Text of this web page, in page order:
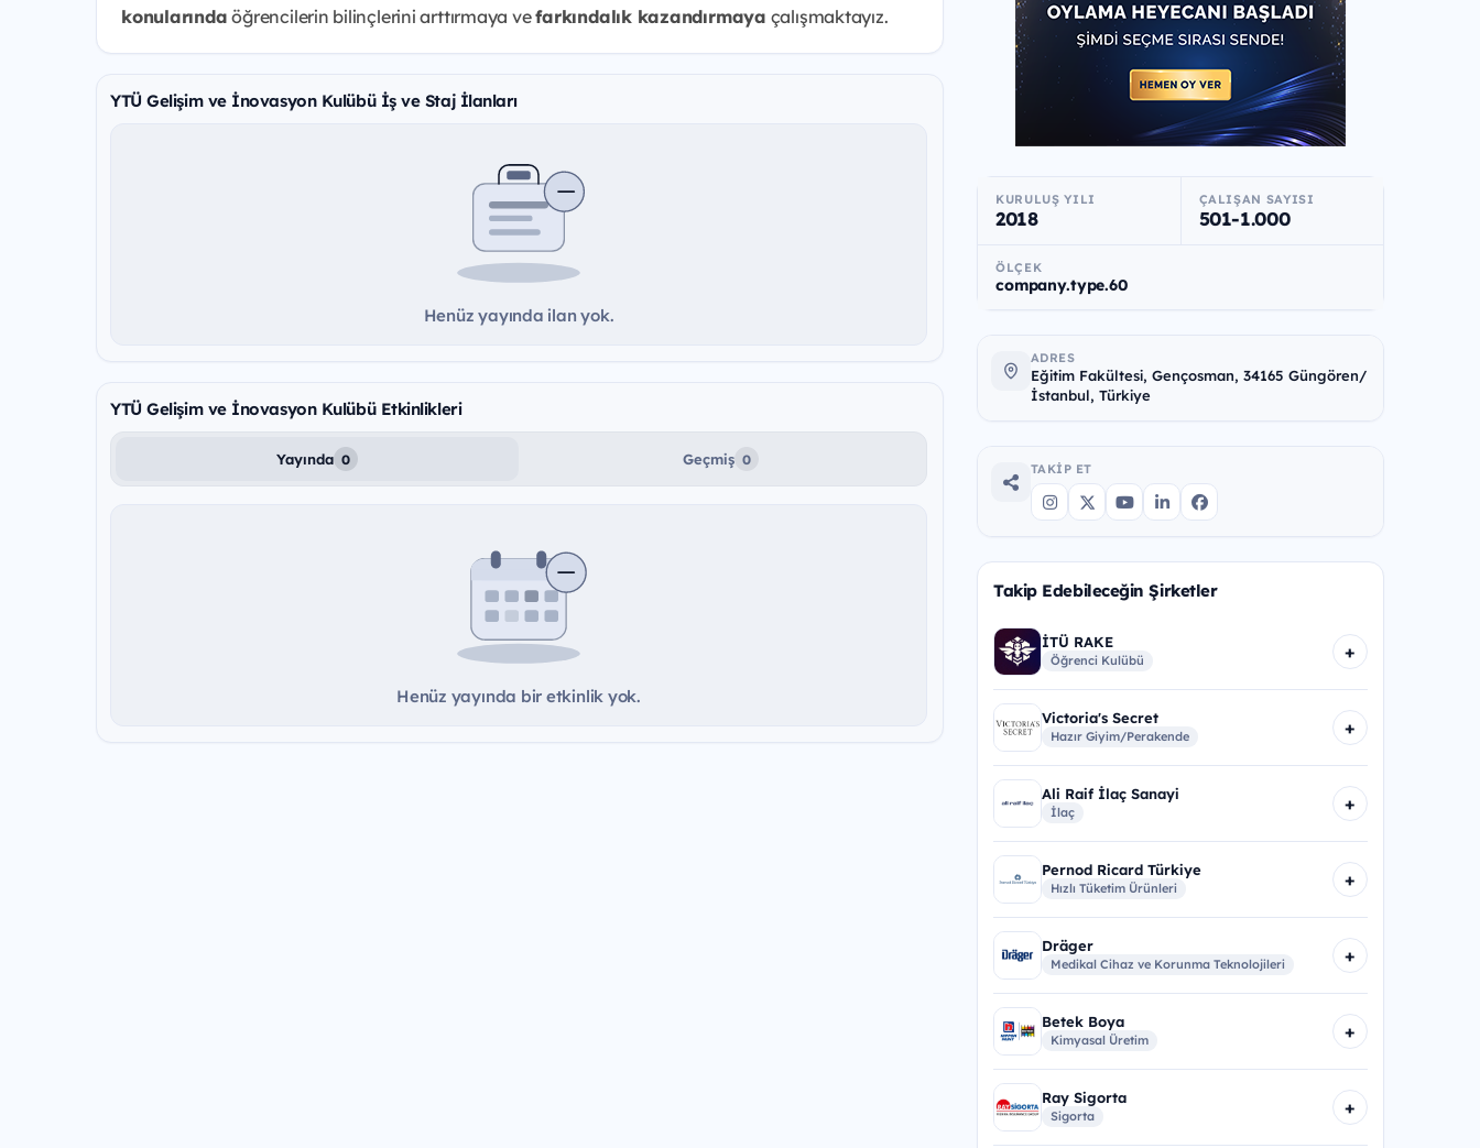
konularında öğrencilerin bilinçlerini arttırmaya vefarkındalık kazandırmaya çalışmaktayız.
YTÜ Gelişim ve İnovasyon Kulübü İş ve Staj İlanları
Henüz yayında ilan yok.
YTÜ Gelişim ve İnovasyon Kulübü Etkinlikleri
Yayında 0 Geçmiş 0
Henüz yayında bir etkinlik yok.
KURULUŞ YILI
2018
ÇALIŞAN SAYISI
501-1.000
ÖLÇEK
company.type.60
ADRES
Eğitim Fakültesi, Gençosman, 34165 Güngören/
İstanbul, Türkiye
TAKIP ET
Takip Edebileceğin Şirketler
İTÜ RAKE
Öğrenci Kulübü +
Victoria's Secret
Hazır Giyim/Perakende +
Ali Raif İlaç Sanayi
İlaç +
Pernod Ricard Türkiye
Hızlı Tüketim Ürünleri +
Dräger
Medikal Cihaz ve Korunma Teknolojileri +
Betek Boya
Kimyasal Üretim +
Ray Sigorta
Sigorta +